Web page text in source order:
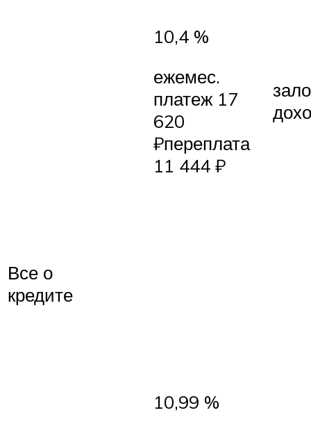
10,4 %
ежемес.
платеж 17
620
₽переплата
11 444 ₽
Все о
кредите
10,99 %